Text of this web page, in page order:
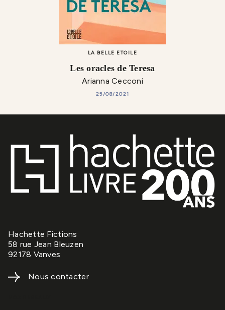
LA BELLE ETOILE
Les oracles de Teresa
Arianna Cecconi
25/08/2021
Hachette Fictions
58 rue Jean Bleuzen
92178 Vanves
Nous contacter